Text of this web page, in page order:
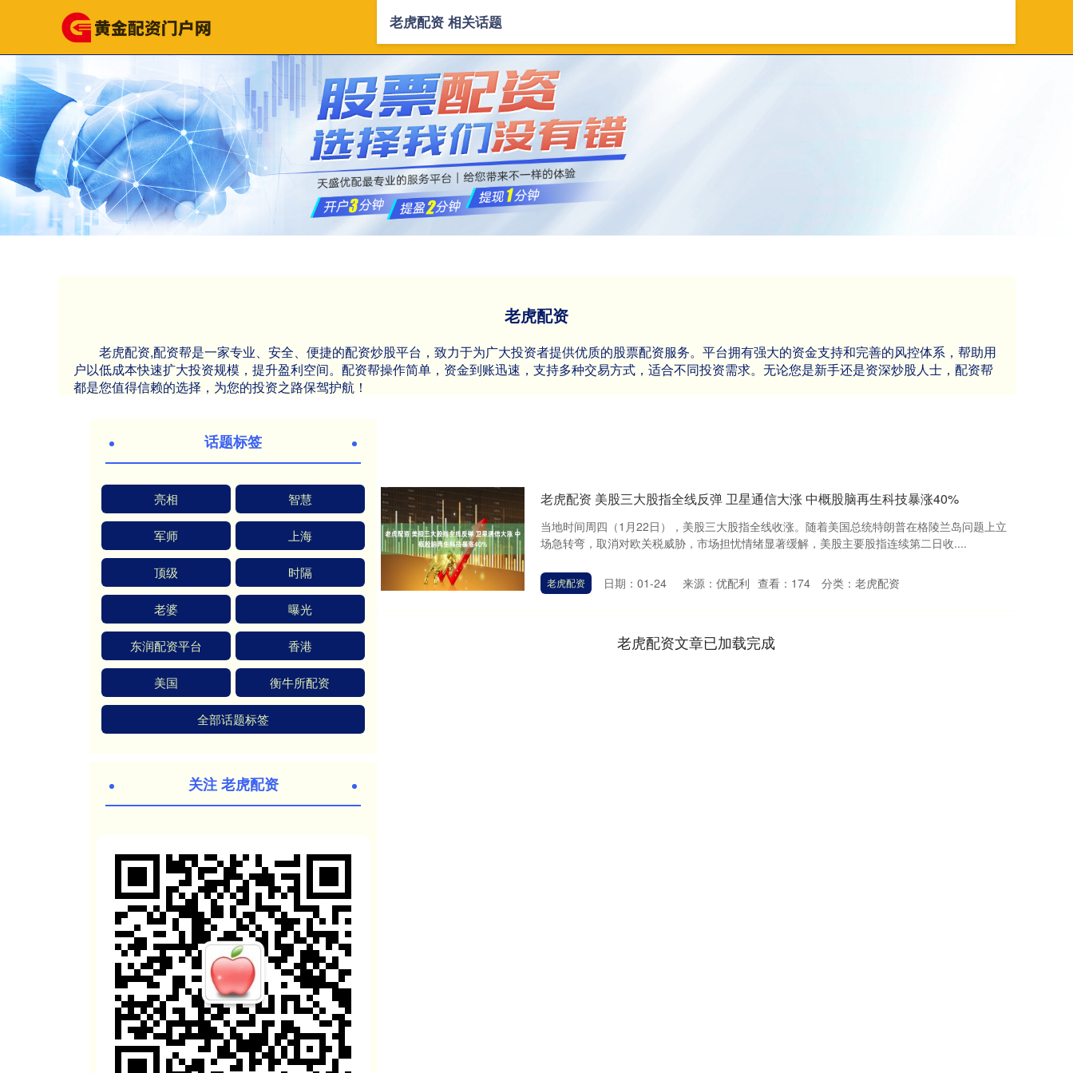
老虎配资
老虎配资,配资帮是一家专业、安全、便捷的配资炒股平台，致力于为广大投资者提供优质的股票配资服务。平台拥有强大的资金支持和完善的风控体系，帮助用
户以低成本快速扩大投资规模，提升盈利空间。配资帮操作简单，资金到账迅速，支持多种交易方式，适合不同投资需求。无论您是新手还是资深炒股人士，配资帮
都是您值得信赖的选择，为您的投资之路保驾护航！
老虎配资 相关话题
老虎配资 美股三大股指全线反弹 卫星通信大涨 中概股脑再生科技暴涨40%
当地时间周四（1月22日），美股三大股指全线收涨。随着美国总统特朗普在格陵兰岛问题上立
场急转弯，取消对欧关税威胁，市场担忧情绪显著缓解，美股主要股指连续第二日收....
老虎配资 日期：01-24 来源：优配利 查看： 174 分类： 老虎配资
老虎配资文章已加载完成
话题标签
亮相 智慧
军师 上海
顶级 时隔
老婆 曝光
东润配资平台 香港
美国 衡牛所配资
全部话题标签
关注 老虎配资